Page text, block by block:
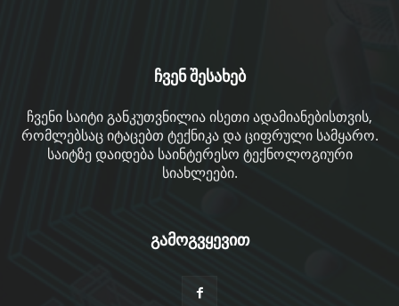
ჩვენ შესახებ
ჩვენი საიტი განკუთვნილია ისეთი ადამიანებისთვის,
რომლებსაც იტაცებთ ტექნიკა და ციფრული სამყარო.
საიტზე დაიდება საინტერესო ტექნოლოგიური
სიახლეები.
გამოგვყევით